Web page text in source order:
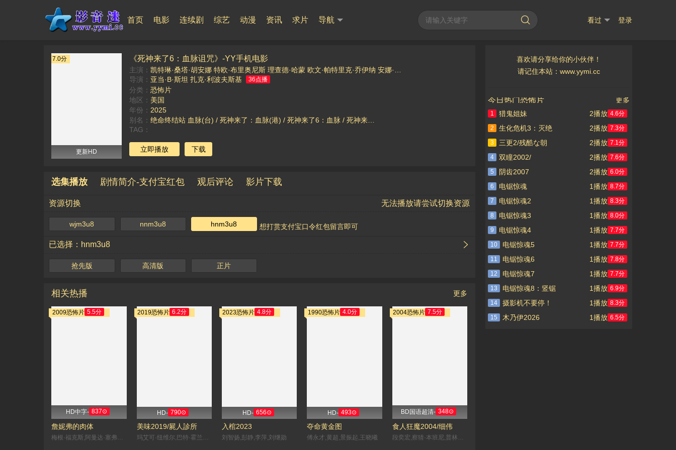
首页 电影 连续剧 综艺 动漫 资讯 求片 导航 看过 登录
7.0分
更新HD
《死神来了6：血脉诅咒》-YY手机电影
主演：凯特琳·桑塔·胡安娜 特欧·布里奥尼斯 理查德·哈蒙 欧文·帕特里克·乔伊纳 安娜·洛尔 托尼·托德 艾普尔·特莱克 马克斯·洛伊德-琼斯
导演： 亚当·B·斯坦 扎克·利波夫斯基 36点播
分类：恐怖片
地区： 美国
年份： 2025
别名：绝命终结站 血脉(台) / 死神来了：血脉(港) / 死神来了6：血脉 / 死神来了6：血统 / 死神来了6 / 绝命终结站6 / Final Destination 6
TAG：
立即播放 下载
选集播放 剧情简介-支付宝红包 观后评论 影片下载
资源切换 无法播放请尝试切换资源
wjm3u8 nnm3u8 hnm3u8 想打赏支付宝口令红包留言即可
已选择：hnm3u8
抢先版 高清版 正片
相关热播 更多
2009恐怖片 5.5分
HD中字- 837⊙
詹妮弗的肉体
梅根·福克斯,阿曼达·塞弗里德,约翰尼·西蒙斯,亚当·布罗迪,Sal Cortez,Ryan Levine,胡安·雷丁格尔,Colin Askey,克里斯·帕拉特,Juno Rinaldi,凯尔·加尔纳,J·K·西蒙斯,艾米·塞德丽丝,辛西娅·斯蒂文森,Nicole Leduc,阿曼·乔哈尔,凯利·格泽尔,梅根·查彭提尔,田· 薇拉莉,艾米丽·坦南特,伊芙·哈洛,Michael Brock,格内维夫·布彻纳,阿德里安·霍夫,加布里埃尔·罗斯,比尔·法格巴克,凯茜·卡瓦蒂妮,Lanei Chapman,维基
2019恐怖片 6.2分
HD- 790⊙
美味2019/屍人診所
玛艾可·纽维尔,巴特·霍兰德斯,本杰明·莱蒙,克拉拉·克莱曼斯,安妮可·克里斯蒂安斯,艾力克·高敦,约书亚·鲁宾,泰克·尼古拉,汤姆·奥德纳尔特,努尔丁·法拉西,Dimitri,'Vegas',Thivaios,路易丝·贝尔热斯,斯蒂金·范·奥斯塔,伊莎贝尔·范·赫克,汉内洛尔·文斯,简·道恩斯,乔纳斯·戈瓦特斯,埃里克·卡邦戈
2023恐怖片 4.8分
HD- 656⊙
入棺2023
刘智扬,彭静,李萍,刘继勋
1990恐怖片 4.0分
HD- 493⊙
夺命黄金图
傅永才,黄超,景振起,王晓曦
2004恐怖片 7.5分
BD国语超清- 348⊙
食人狂魔2004/细伟
段奕宏,察猜·本班尼,普林西尼·拉塔娜索菲,张少华
喜欢请分享给你的小伙伴！
请记住本站：www.yymi.cc
今日热门恐怖片 更多
1 猎鬼姐妹 2播放 4.6分
2 生化危机3：灭绝 2播放 7.3分
3 三更2/残酷な朝 2播放 7.1分
4 双瞳2002/ 2播放 7.6分
5 阴齿2007 2播放 6.0分
6 电锯惊魂 1播放 8.7分
7 电锯惊魂2 1播放 8.3分
8 电锯惊魂3 1播放 8.0分
9 电锯惊魂4 1播放 7.7分
10 电锯惊魂5 1播放 7.7分
11 电锯惊魂6 1播放 7.8分
12 电锯惊魂7 1播放 7.7分
13 电锯惊魂8：竖锯 1播放 6.9分
14 摄影机不要停！ 1播放 8.3分
15 木乃伊2026 1播放 6.5分